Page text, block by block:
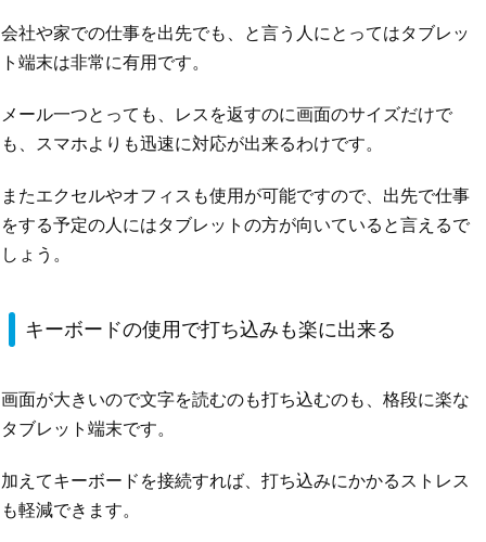
会社や家での仕事を出先でも、と言う人にとってはタブレッ
ト端末は非常に有用です。
メール一つとっても、レスを返すのに画面のサイズだけで
も、スマホよりも迅速に対応が出来るわけです。
またエクセルやオフィスも使用が可能ですので、出先で仕事
をする予定の人にはタブレットの方が向いていると言えるで
しょう。
キーボードの使用で打ち込みも楽に出来る
画面が大きいので文字を読むのも打ち込むのも、格段に楽な
タブレット端末です。
加えてキーボードを接続すれば、打ち込みにかかるストレス
も軽減できます。